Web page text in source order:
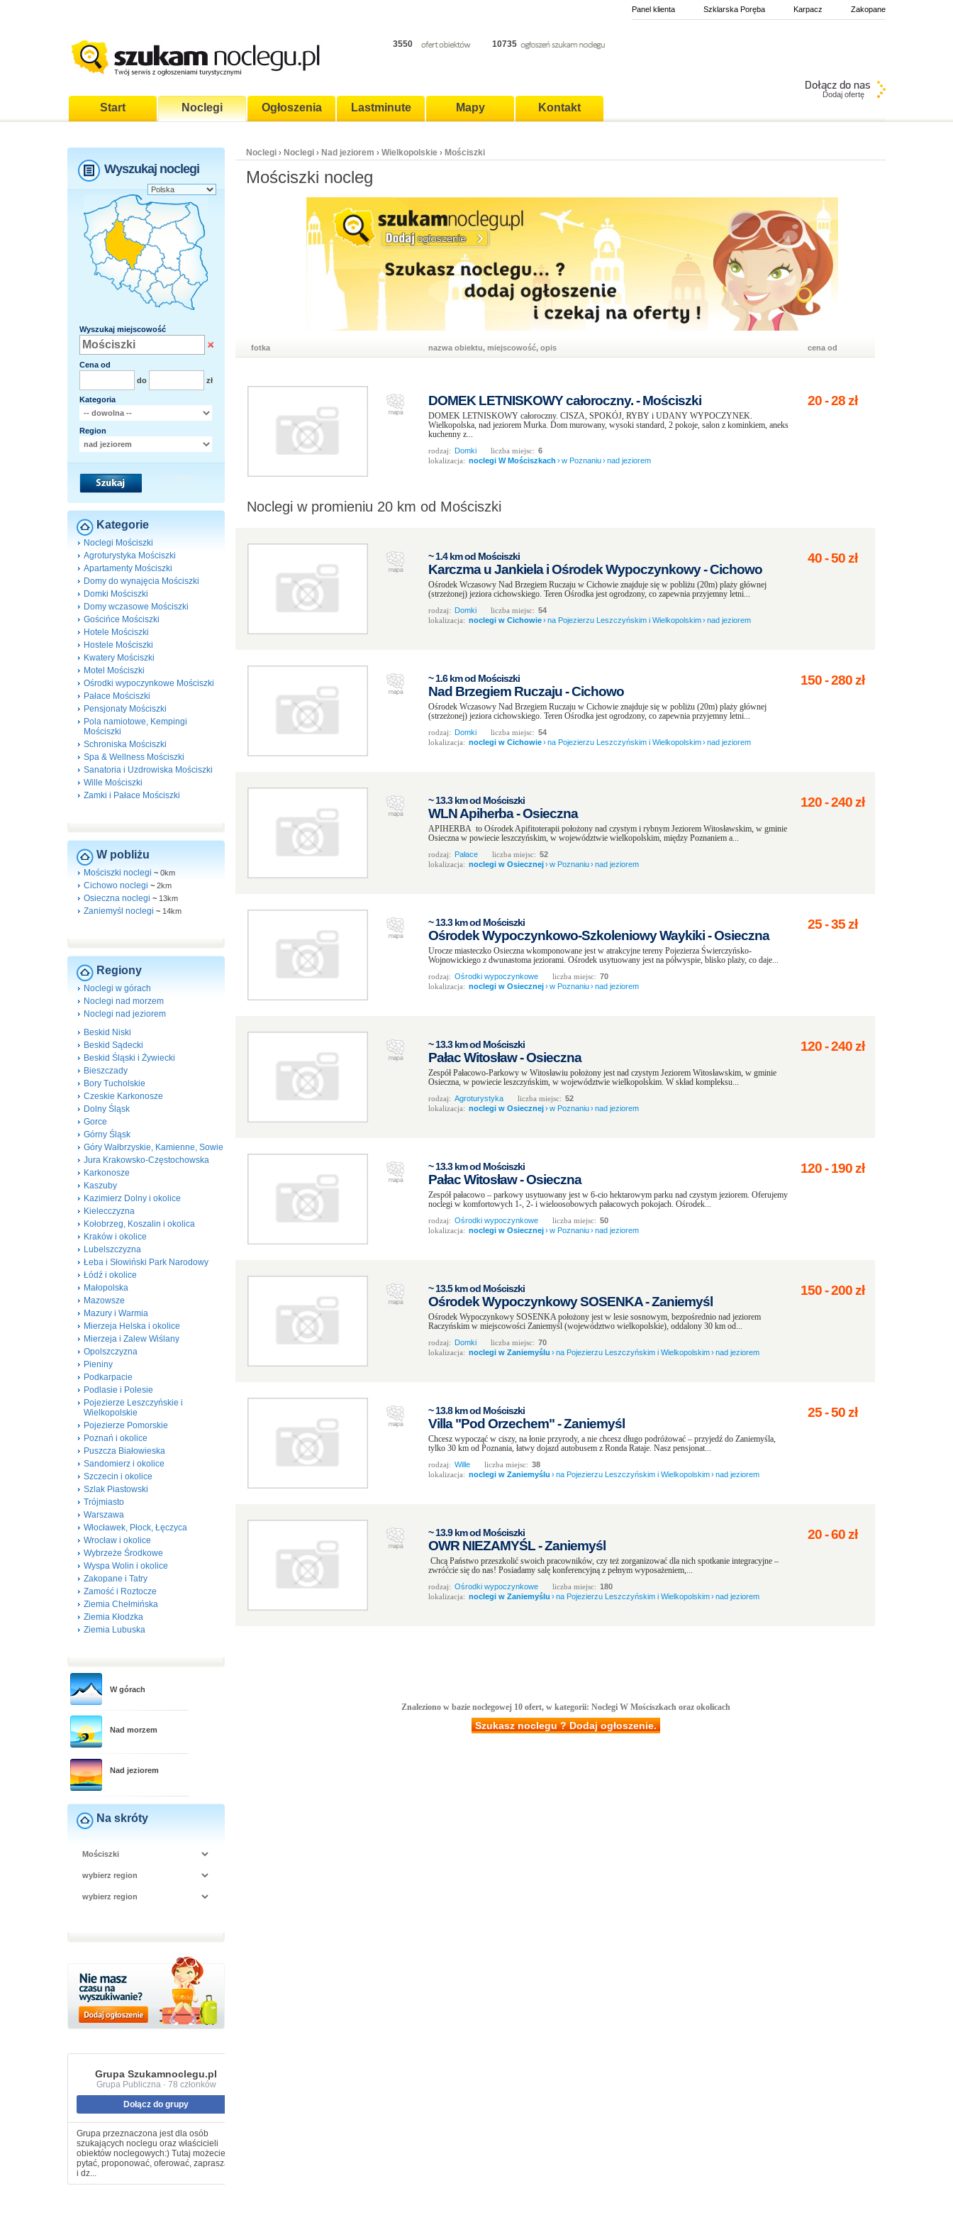
Panel klienta Szklarska Poręba Karpacz Zakopane
3550 10735
Start Noclegi Ogłoszenia Lastminute Mapy Kontakt
Dodaj ofertę
Wyszukaj noclegi
Wyszukaj miejscowość
Cena od
do
zł
Kategoria
Region
Kategorie
Noclegi Mościszki
Agroturystyka Mościszki
Apartamenty Mościszki
Domy do wynajęcia Mościszki
Domki Mościszki
Domy wczasowe Mościszki
Gościńce Mościszki
Hotele Mościszki
Hostele Mościszki
Kwatery Mościszki
Motel Mościszki
Ośrodki wypoczynkowe Mościszki
Pałace Mościszki
Pensjonaty Mościszki
Pola namiotowe, Kempingi
Mościszki
Schroniska Mościszki
Spa & Wellness Mościszki
Sanatoria i Uzdrowiska Mościszki
Wille Mościszki
Zamki i Pałace Mościszki
W pobliżu
Mościszki noclegi ~ 0km
Cichowo noclegi ~ 2km
Osieczna noclegi ~ 13km
Zaniemyśl noclegi ~ 14km
Regiony
Noclegi w górach
Noclegi nad morzem
Noclegi nad jeziorem
Beskid Niski
Beskid Sądecki
Beskid Śląski i Żywiecki
Bieszczady
Bory Tucholskie
Czeskie Karkonosze
Dolny Śląsk
Gorce
Górny Śląsk
Góry Wałbrzyskie, Kamienne, Sowie
Jura Krakowsko-Częstochowska
Karkonosze
Kaszuby
Kazimierz Dolny i okolice
Kielecczyzna
Kołobrzeg, Koszalin i okolica
Kraków i okolice
Lubelszczyzna
Łeba i Słowiński Park Narodowy
Łódź i okolice
Małopolska
Mazowsze
Mazury i Warmia
Mierzeja Helska i okolice
Mierzeja i Zalew Wiślany
Opolszczyzna
Pieniny
Podkarpacie
Podlasie i Polesie
Pojezierze Leszczyńskie i
Wielkopolskie
Pojezierze Pomorskie
Poznań i okolice
Puszcza Białowieska
Sandomierz i okolice
Szczecin i okolice
Szlak Piastowski
Trójmiasto
Warszawa
Włocławek, Płock, Łęczyca
Wrocław i okolice
Wybrzeże Środkowe
Wyspa Wolin i okolice
Zakopane i Tatry
Zamość i Roztocze
Ziemia Chełmińska
Ziemia Kłodzka
Ziemia Lubuska
W górach
Nad morzem
Nad jeziorem
Na skróty
Grupa Szukamnoclegu.pl
Grupa Publiczna · 78 członków
Dołącz do grupy
Grupa przeznaczona jest dla osób
szukających noclegu oraz właścicieli
obiektów noclegowych:) Tutaj możecie
pytać, proponować, oferować, zapraszać
i dz...
Noclegi › Noclegi › Nad jeziorem › Wielkopolskie › Mościszki
Mościszki nocleg
fotka nazwa obiektu, miejscowość, opis cena od
DOMEK LETNISKOWY całoroczny. - Mościszki
DOMEK LETNISKOWY całoroczny. CISZA, SPOKÓJ, RYBY i UDANY WYPOCZYNEK.
Wielkopolska, nad jeziorem Murka. Dom murowany, wysoki standard, 2 pokoje, salon z kominkiem, aneks
kuchenny z...
rodzaj: Domki liczba miejsc: 6
lokalizacja: noclegi W Mościszkach ›w Poznaniu›nad jeziorem
20-28zł
Noclegi w promieniu 20 km od Mościszki
~ 1.4 km od Mościszki
Karczma u Jankiela i Ośrodek Wypoczynkowy - Cichowo
Ośrodek Wczasowy Nad Brzegiem Ruczaju w Cichowie znajduje się w pobliżu (20m) plaży głównej
(strzeżonej) jeziora cichowskiego. Teren Ośrodka jest ogrodzony, co zapewnia przyjemny letni...
rodzaj: Domki liczba miejsc: 54
lokalizacja: noclegi w Cichowie›na Pojezierzu Leszczyńskim i Wielkopolskim›nad jeziorem
40-50zł
~ 1.6 km od Mościszki
Nad Brzegiem Ruczaju - Cichowo
Ośrodek Wczasowy Nad Brzegiem Ruczaju w Cichowie znajduje się w pobliżu (20m) plaży głównej
(strzeżonej) jeziora cichowskiego. Teren Ośrodka jest ogrodzony, co zapewnia przyjemny letni...
rodzaj: Domki liczba miejsc: 54
lokalizacja: noclegi w Cichowie›na Pojezierzu Leszczyńskim i Wielkopolskim›nad jeziorem
150-280zł
~ 13.3 km od Mościszki
WLN Apiherba - Osieczna
APIHERBA to Ośrodek Apifitoterapii położony nad czystym i rybnym Jeziorem Witosławskim, w gminie
Osieczna w powiecie leszczyńskim, w województwie wielkopolskim, między Poznaniem a...
rodzaj: Pałace liczba miejsc: 52
lokalizacja: noclegi w Osiecznej›w Poznaniu›nad jeziorem
120-240zł
~ 13.3 km od Mościszki
Ośrodek Wypoczynkowo-Szkoleniowy Waykiki - Osieczna
Urocze miasteczko Osieczna wkomponowane jest w atrakcyjne tereny Pojezierza Świerczyńsko-
Wojnowickiego z dwunastoma jeziorami. Ośrodek usytuowany jest na półwyspie, blisko plaży, co daje...
rodzaj: Ośrodki wypoczynkowe liczba miejsc: 70
lokalizacja: noclegi w Osiecznej›w Poznaniu›nad jeziorem
25-35zł
~ 13.3 km od Mościszki
Pałac Witosław - Osieczna
Zespół Pałacowo-Parkowy w Witosławiu położony jest nad czystym Jeziorem Witosławskim, w gminie
Osieczna, w powiecie leszczyńskim, w województwie wielkopolskim. W skład kompleksu...
rodzaj: Agroturystyka liczba miejsc: 52
lokalizacja: noclegi w Osiecznej›w Poznaniu›nad jeziorem
120-240zł
~ 13.3 km od Mościszki
Pałac Witosław - Osieczna
Zespół pałacowo – parkowy usytuowany jest w 6-cio hektarowym parku nad czystym jeziorem. Oferujemy
noclegi w komfortowych 1-, 2- i wieloosobowych pałacowych pokojach. Ośrodek...
rodzaj: Ośrodki wypoczynkowe liczba miejsc: 50
lokalizacja: noclegi w Osiecznej›w Poznaniu›nad jeziorem
120-190zł
~ 13.5 km od Mościszki
Ośrodek Wypoczynkowy SOSENKA - Zaniemyśl
Ośrodek Wypoczynkowy SOSENKA położony jest w lesie sosnowym, bezpośrednio nad jeziorem
Raczyńskim w miejscowości Zaniemyśl (województwo wielkopolskie), oddalony 30 km od...
rodzaj: Domki liczba miejsc: 70
lokalizacja: noclegi w Zaniemyślu ›na Pojezierzu Leszczyńskim i Wielkopolskim›nad jeziorem
150-200zł
~ 13.8 km od Mościszki
Villa "Pod Orzechem" - Zaniemyśl
Chcesz wypocząć w ciszy, na łonie przyrody, a nie chcesz długo podróżować – przyjedź do Zaniemyśla,
tylko 30 km od Poznania, łatwy dojazd autobusem z Ronda Rataje. Nasz pensjonat...
rodzaj: Wille liczba miejsc: 38
lokalizacja: noclegi w Zaniemyślu ›na Pojezierzu Leszczyńskim i Wielkopolskim›nad jeziorem
25-50zł
~ 13.9 km od Mościszki
OWR NIEZAMYŚL - Zaniemyśl
Chcą Państwo przeszkolić swoich pracowników, czy też zorganizować dla nich spotkanie integracyjne –
zwróćcie się do nas! Posiadamy salę konferencyjną z pełnym wyposażeniem,...
rodzaj: Ośrodki wypoczynkowe liczba miejsc: 180
lokalizacja: noclegi w Zaniemyślu ›na Pojezierzu Leszczyńskim i Wielkopolskim›nad jeziorem
20-60zł
Znaleziono w bazie noclegowej 10 ofert, w kategorii: Noclegi W Mościszkach oraz okolicach
Szukasz noclegu ? Dodaj ogłoszenie.